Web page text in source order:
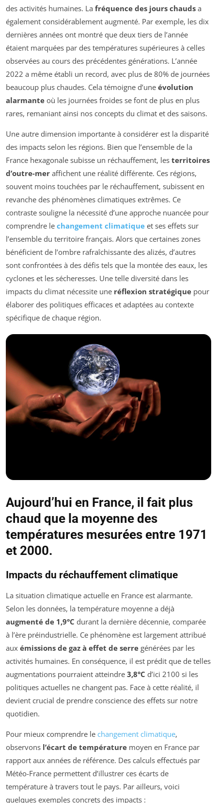
des activités humaines. La fréquence des jours chauds a
également considérablement augmenté. Par exemple, les dix
dernières années ont montré que deux tiers de l’année
étaient marquées par des températures supérieures à celles
observées au cours des précédentes générations. L’année
2022 a même établi un record, avec plus de 80% de journées
beaucoup plus chaudes. Cela témoigne d’une évolution
alarmante où les journées froides se font de plus en plus
rares, remaniant ainsi nos concepts du climat et des saisons.
Une autre dimension importante à considérer est la disparité
des impacts selon les régions. Bien que l’ensemble de la
France hexagonale subisse un réchauffement, les territoires
d’outre-mer affichent une réalité différente. Ces régions,
souvent moins touchées par le réchauffement, subissent en
revanche des phénomènes climatiques extrêmes. Ce
contraste souligne la nécessité d’une approche nuancée pour
comprendre le changement climatique et ses effets sur
l’ensemble du territoire français. Alors que certaines zones
bénéficient de l’ombre rafraîchissante des alizés, d’autres
sont confrontées à des défis tels que la montée des eaux, les
cyclones et les sécheresses. Une telle diversité dans les
impacts du climat nécessite une réflexion stratégique pour
élaborer des politiques efficaces et adaptées au contexte
spécifique de chaque région.
Aujourd’hui en France, il fait plus
chaud que la moyenne des
températures mesurées entre 1971
et 2000.
Impacts du réchauffement climatique
La situation climatique actuelle en France est alarmante.
Selon les données, la température moyenne a déjà
augmenté de 1,9°C durant la dernière décennie, comparée
à l’ère préindustrielle. Ce phénomène est largement attribué
aux émissions de gaz à effet de serre générées par les
activités humaines. En conséquence, il est prédit que de telles
augmentations pourraient atteindre 3,8°C d’ici 2100 si les
politiques actuelles ne changent pas. Face à cette réalité, il
devient crucial de prendre conscience des effets sur notre
quotidien.
Pour mieux comprendre le changement climatique,
observons l’écart de température moyen en France par
rapport aux années de référence. Des calculs effectués par
Météo-France permettent d’illustrer ces écarts de
température à travers tout le pays. Par ailleurs, voici
quelques exemples concrets des impacts :